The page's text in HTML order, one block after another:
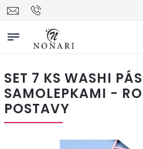
SET 7 KS WASHI
SAMOLEPKAMI -
POSTAVY